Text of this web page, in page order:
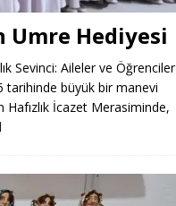
Umre Hediyesi
Sevinci: Aileler ve Öğrenciler
tarihinde büyük bir manevi
Hafızlık İcazet Merasiminde,